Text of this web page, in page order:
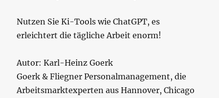
Nutzen Sie Ki-Tools wie ChatGPT, es
erleichtert die tägliche Arbeit enorm!
Autor: Karl-Heinz Goerk
Goerk & Fliegner Personalmanagement, die
Arbeitsmarktexperten aus Hannover, Chicago